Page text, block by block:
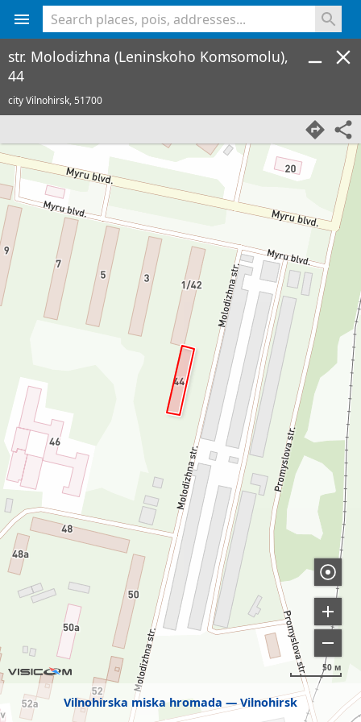
Vilnohirska miska hromada Vilnohirsk
50 м
str. Molodizhna (Leninskoho Komsomolu),
44
city Vilnohirsk,51700
<% console.log(hcard) %>